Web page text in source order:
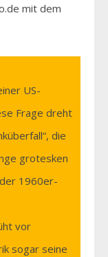
mit dem
US-
Frage dreht
die
grotesken
1960er-
vor
sogar seine